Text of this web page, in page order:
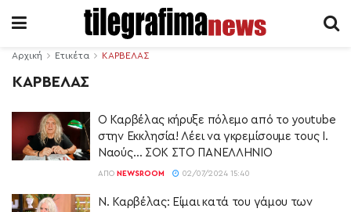
Αρχική Ετικέτα ΚΑΡΒΕΛΑΣ
ΚΑΡΒΕΛΑΣ
Ο Καρβέλας κήρυξε πόλεμο από το youtube
στην Εκκλησία! Λέει να γκρεμίσουμε τους Ι.
Ναούς… ΣΟΚ ΣΤΟ ΠΑΝΕΛΛΗΝΙΟ
ΑΠΌ NEWSROOM 02/07/2024 15:40
Ν. Καρβέλας: Είμαι κατά του γάμου των